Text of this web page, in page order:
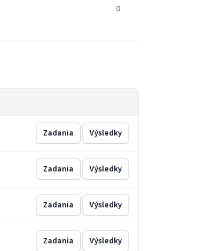
0
Zadania Výsledky
Zadania Výsledky
Zadania Výsledky
Zadania Výsledky